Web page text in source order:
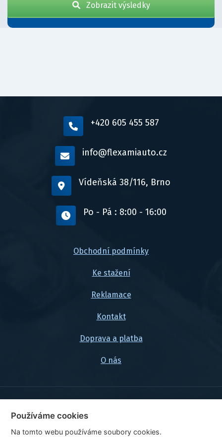
Zobrazit výsledky
+420 605 455 587
info@flexamiauto.cz
Vídeňská 38/116, Brno
Po - Pá : 8:00 - 16:00
Obchodní podmínky
Ke stažení
Reklamace
Kontakt
Doprava a platba
O nás
© 2026, FlexaMi Auto s.r.o.
Ceny jsou uvedeny vč. DPH
Používáme cookies
Na tomto webu používáme soubory cookies.